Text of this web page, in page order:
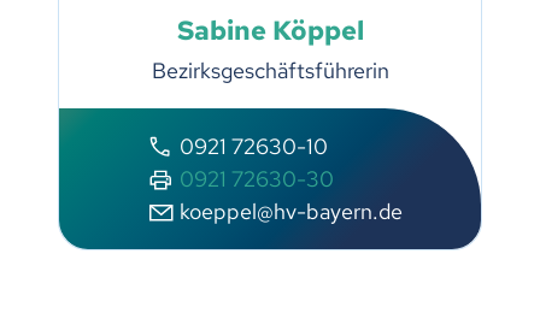
Sabine Köppel
Bezirksgeschäftsführerin
0921 72630-10
0921 72630-30
koeppel@hv-bayern.de